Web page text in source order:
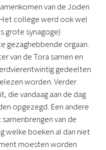
van de Joden
college werd ook wel
grote synagoge)
gezaghebbende orgaan.
van de Tora samen en
gedeelten
worden. Verder
die vandaag aan de dag
opgezegd. Een andere
van de
welke boeken al dan niet
moesten worden